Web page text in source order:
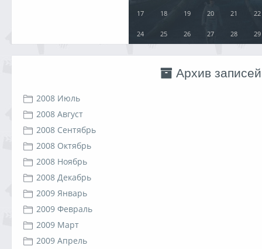
17 18 19 20 21 22
24 25 26 27 28 29
Архив записей
2008 Июль
2008 Август
2008 Сентябрь
2008 Октябрь
2008 Ноябрь
2008 Декабрь
2009 Январь
2009 Февраль
2009 Март
2009 Апрель